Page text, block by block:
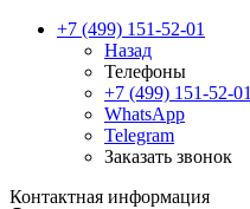
+7 (499) 151-52-01
Назад
Телефоны
+7 (499) 151-52-01
WhatsApp
Telegram
Заказать звонок
Контактная информация